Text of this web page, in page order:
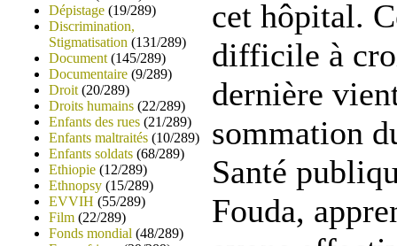
Dépistage (19/289)
Discrimination,
Stigmatisation (131/289)
Document (145/289)
Documentaire (9/289)
Droit (20/289)
Droits humains (22/289)
Enfants des rues (21/289)
Enfants maltraités (10/289)
Enfants soldats (68/289)
Ethiopie (12/289)
Ethnopsy (15/289)
EVVIH (55/289)
Film (22/289)
Fonds mondial (48/289)
cet hôpital.
difficile à
dernière
sommation
Santé
Fouda,